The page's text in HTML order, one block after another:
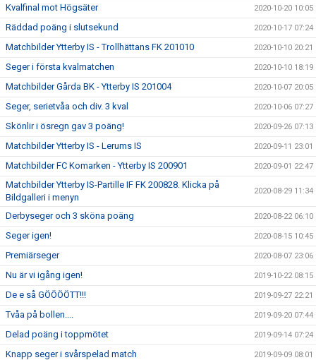
Kvalfinal mot Högsäter 2020-10-20 10:05
Räddad poäng i slutsekund 2020-10-17 07:24
Matchbilder Ytterby IS - Trollhättans FK 201010 2020-10-10 20:21
Seger i första kvalmatchen 2020-10-10 18:19
Matchbilder Gårda BK - Ytterby IS 201004 2020-10-07 20:05
Seger, serietvåa och div. 3 kval 2020-10-06 07:27
Skönlir i ösregn gav 3 poäng! 2020-09-26 07:13
Matchbilder Ytterby IS - Lerums IS 2020-09-11 23:01
Matchbilder FC Komarken - Ytterby IS 200901 2020-09-01 22:47
Matchbilder Ytterby IS-Partille IF FK 200828. Klicka på
Bildgalleri i menyn
2020-08-29 11:34
Derbyseger och 3 sköna poäng 2020-08-22 06:10
Seger igen! 2020-08-15 10:45
Premiärseger 2020-08-07 23:06
Nu är vi igång igen! 2019-10-22 08:15
De e så GÖÖÖÖTT!!! 2019-09-27 22:21
Tvåa på bollen.... 2019-09-20 07:44
Delad poäng i toppmötet 2019-09-14 07:24
Knapp seger i svårspelad match 2019-09-09 08:01